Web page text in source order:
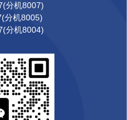
分机8007)
分机8005)
分机8004)